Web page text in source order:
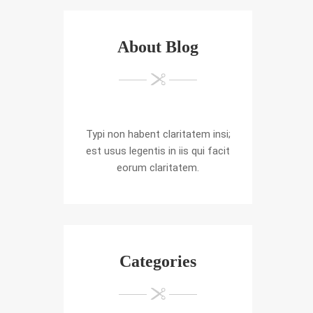
About Blog
Typi non habent claritatem insi;
est usus legentis in iis qui facit
eorum claritatem.
Categories